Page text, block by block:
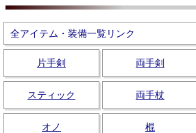
全アイテム・装備一覧リンク
片手剣 両手剣
スティック 両手杖
オノ 棍